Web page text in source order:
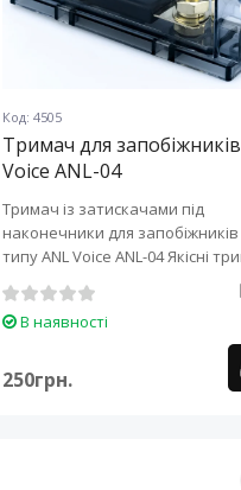
Код: 4505
Тримач для запобіжників
Voice ANL-04
Тримач із затискачами під
наконечники для запобіжників
типу ANL Voice ANL-04 Якісні тримачі
В наявності
250грн.